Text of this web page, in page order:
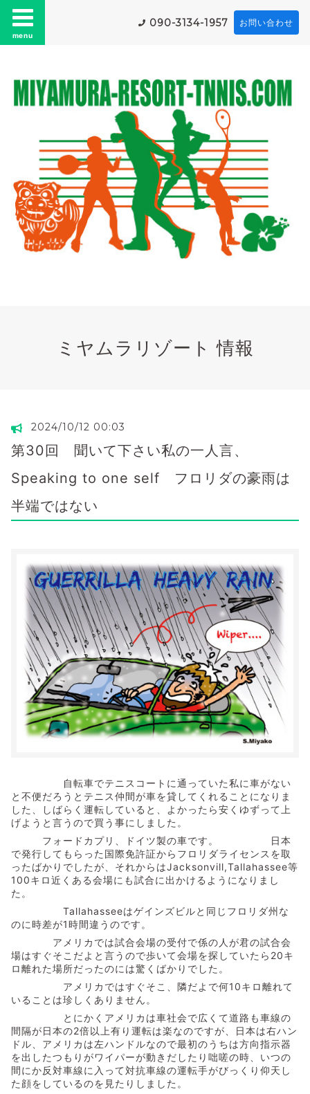
menu
090-3134-1957 お問い合わせ
ミヤムラリゾート 情報
2024/10/12 00:03
第30回 聞いて下さい私の一人言、
Speaking to one self フロリダの豪雨は
半端ではない
自転車でテニスコートに通っていた私に車がない
と不便だろうとテニス仲間が車を貸してくれることになりま
した、しばらく運転していると、よかったら安くゆずって上
げようと言うので買う事にしました。
フォードカプリ、ドイツ製の車です。 日本
で発行してもらった国際免許証からフロリダライセンスを取
ったばかりでしたが、それからはJacksonvill,Tallahassee等
100キロ近くある会場にも試合に出かけるようになりまし
た。
Tallahasseeはゲインズビルと同じフロリダ州な
のに時差が1時間違うのです。
アメリカでは試合会場の受付で係の人が君の試合会
場はすぐそこだよと言うので歩いて会場を探していたら20キ
ロ離れた場所だったのには驚くばかりでした。
アメリカではすぐそこ、隣だよで何10キロ離れて
いることは珍しくありません。
とにかくアメリカは車社会で広くて道路も車線の
間隔が日本の2倍以上有り運転は楽なのですが、日本は右ハン
ドル、アメリカは左ハンドルなので最初のうちは方向指示器
を出したつもりがワイパーが動きだしたり咄嗟の時、いつの
間にか反対車線に入って対抗車線の運転手がびっくり仰天し
た顔をしているのを見たりしました。